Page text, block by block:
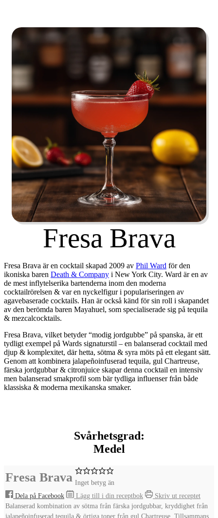
Fresa Brava
Fresa Brava är en cocktail skapad 2009 av Phil Ward för den
ikoniska baren Death & Company i New York City. Ward är en av
de mest inflytelserika bartenderna inom den moderna
cocktailrörelsen & var en nyckelfigur i populariseringen av
agavebaserade cocktails. Han är också känd för sin roll i skapandet
av den berömda baren Mayahuel, som specialiserade sig på tequila
& mezcalcocktails.
Fresa Brava, vilket betyder“modig jordgubbe” på spanska, är ett
tydligt exempel på Wards signaturstil – en balanserad cocktail med
djup & komplexitet, där hetta, sötma & syra möts på ett elegant sätt.
Genom att kombinera jalapeñoinfuserad tequila, gul Chartreuse,
färska jordgubbar& citronjuice skapar denna cocktail en intensiv
men balanserad smakprofil som bär tydliga influenser från både
klassiska & moderna mexikanska smaker.
Svårhetsgrad:
Medel
Fresa Brava Inget betyg än
Dela på Facebook
Lägg till i din receptbok
Skriv ut receptet
Balanserad kombination av sötma från färska jordgubbar, kryddighet från
jalapeñoinfuserad tequila & örtiga toner från gul Chartreuse. Tillsammans